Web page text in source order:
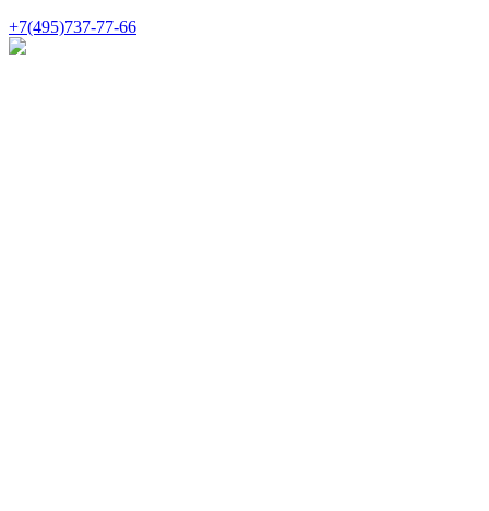
+7(495)737-77-66